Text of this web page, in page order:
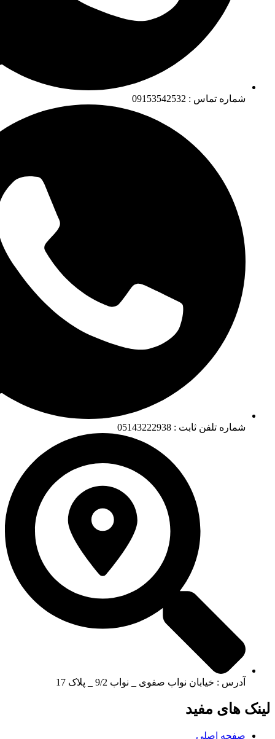
شماره تماس : 09153542532
شماره تلفن ثابت : 05143222938
آدرس : خیابان نواب صفوی _ نواب 9/2 _ پلاک 17
لینک های مفید
صفحه اصلی